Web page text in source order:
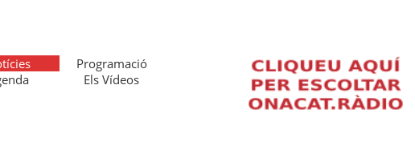
Programació
Els Vídeos